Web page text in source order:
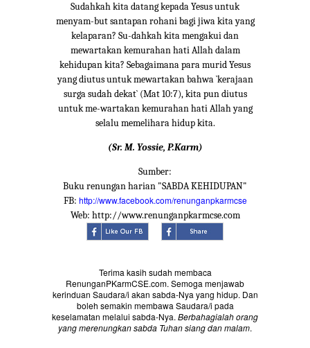
Sudahkah kita datang kepada Yesus untuk
menyam-but santapan rohani bagi jiwa kita yang
kelaparan? Su-dahkah kita mengakui dan
mewartakan kemurahan hati Allah dalam
kehidupan kita? Sebagaimana para murid Yesus
yang diutus untuk mewartakan bahwa `kerajaan
surga sudah dekat` (Mat 10:7), kita pun diutus
untuk me-wartakan kemurahan hati Allah yang
selalu memelihara hidup kita.
(Sr. M. Yossie, P.Karm)
Sumber:
Buku renungan harian "SABDA KEHIDUPAN"
FB: http://www.facebook.com/renunganpkarmcse
Web: http://www.renunganpkarmcse.com
Terima kasih sudah membaca
RenunganPKarmCSE.com. Semoga menjawab
kerinduan Saudara/i akan sabda-Nya yang hidup. Dan
boleh semakin membawa Saudara/i pada
keselamatan melalui sabda-Nya. Berbahagialah orang
yang merenungkan sabda Tuhan siang dan malam.